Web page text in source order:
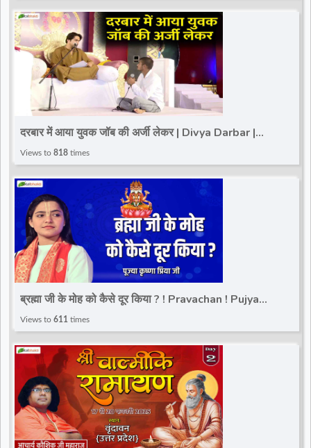
दरबार में आया युवक जॉब की अर्जी लेकर | Divya Darbar |
Bageshwar Dham | Karera
Views to 818 times
ब्रह्मा जी के मोह को कैसे दूर किया ? ! Pravachan ! Pujya
Krishna Priya Ji
Views to 611 times